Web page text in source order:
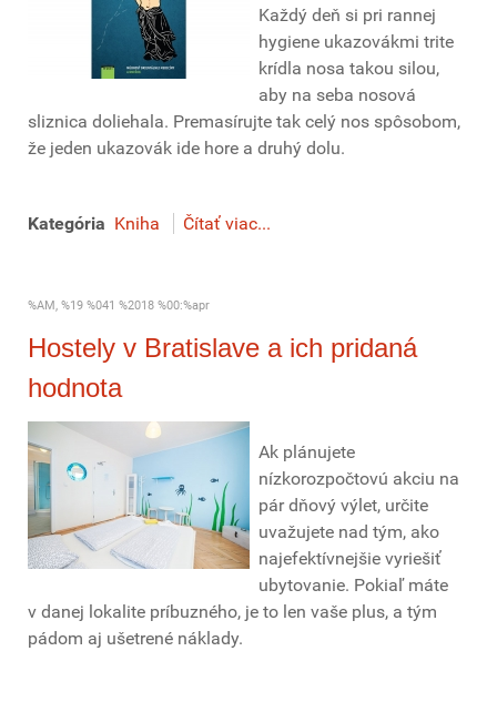
Každý deň si pri rannej
hygiene ukazovákmi trite
krídla nosa takou silou,
aby na seba nosová
sliznica doliehala. Premasírujte tak celý nos spôsobom,
že jeden ukazovák ide hore a druhý dolu.
Kategória Kniha Čítať viac...
%AM, %19 %041 %2018 %00:%apr
Hostely v Bratislave a ich pridaná
hodnota
Ak plánujete
nízkorozpočtovú akciu na
pár dňový výlet, určite
uvažujete nad tým, ako
najefektívnejšie vyriešiť
ubytovanie. Pokiaľ máte
v danej lokalite príbuzného, je to len vaše plus, a tým
pádom aj ušetrené náklady.